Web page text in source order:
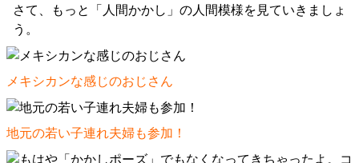
さて、もっと「人間かかし」の人間模様を見ていきましょ
う。
メキシカンな感じのおじさん
地元の若い子連れ夫婦も参加！